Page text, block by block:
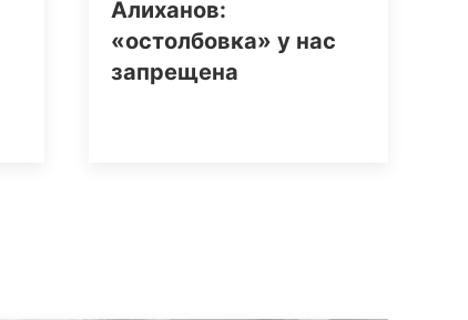
Алиханов:
«остолбовка» у нас
запрещена